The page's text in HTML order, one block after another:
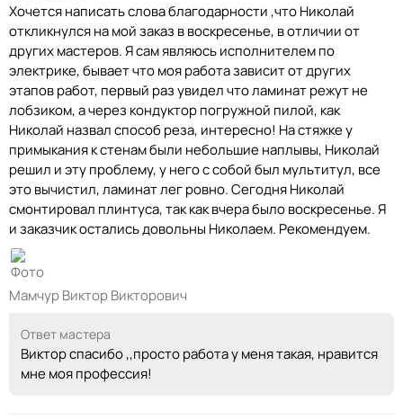
Хочется написать слова благодарности ,что Николай
откликнулся на мой заказ в воскресенье, в отличии от
других мастеров. Я сам являюсь исполнителем по
электрике, бывает что моя работа зависит от других
этапов работ, первый раз увидел что ламинат режут не
лобзиком, а через кондуктор погружной пилой, как
Николай назвал способ реза, интересно! На стяжке у
примыкания к стенам были небольшие наплывы, Николай
решил и эту проблему, у него с собой был мультитул, все
это вычистил, ламинат лег ровно. Сегодня Николай
смонтировал плинтуса, так как вчера было воскресенье. Я
и заказчик остались довольны Николаем. Рекомендуем.
Мамчур Виктор Викторович
Ответ мастера
Виктор спасибо ,,просто работа у меня такая, нравится
мне моя профессия!